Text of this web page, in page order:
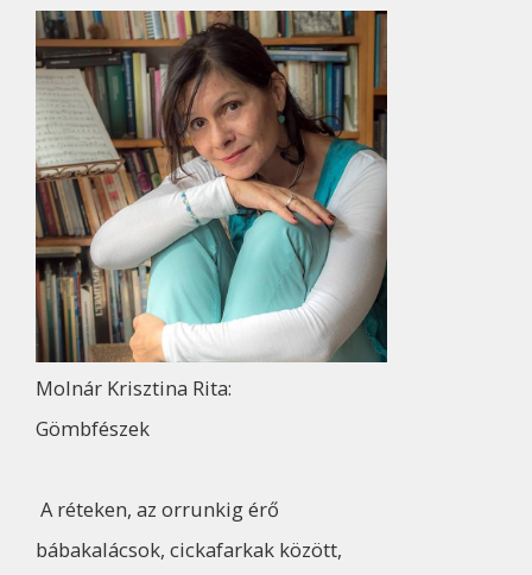
Molnár Krisztina Rita:
Gömbfészek
A réteken, az orrunkig érő
bábakalácsok, cickafarkak között,